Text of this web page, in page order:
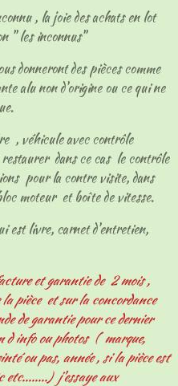
, la joie des achats en lot
" les inconnus"
donneront des pièces comme
alu non d'origine ou ce qui ne
, véhicule avec contrôle
dans ce cas le contrôle
pour la contre visite, dans
moteur et boîte de vitesse.
est livre, carnet d'entretien,
et garantie de 2 mois ,
pièce et sur la concordance
de garantie pour ce dernier
d info ou photos ( marque,
ou pas, année , si la pièce est
etc........) j'essaye aux